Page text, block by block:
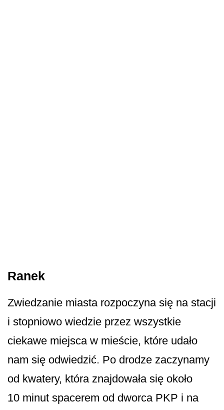
Ranek
Zwiedzanie miasta rozpoczyna się na stacji
i stopniowo wiedzie przez wszystkie
ciekawe miejsca w mieście, które udało
nam się odwiedzić. Po drodze zaczynamy
od kwatery, która znajdowała się około
10 minut spacerem od dworca PKP i na